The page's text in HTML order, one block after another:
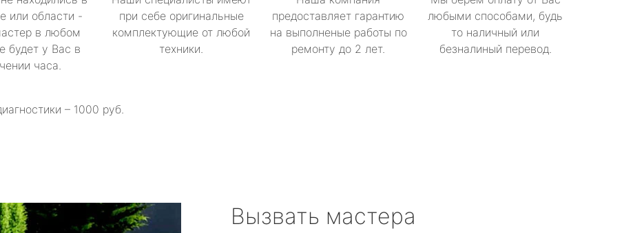
или области -
в любом
будет у Вас в
часа.
при себе оригинальные
комплектующие от любой
техники.
предоставляет гарантию
на выполненые работы по
ремонту до 2 лет.
любыми способами, будь
то наличный или
безналиный перевод.
– 1000 руб.
Вызвать мастера